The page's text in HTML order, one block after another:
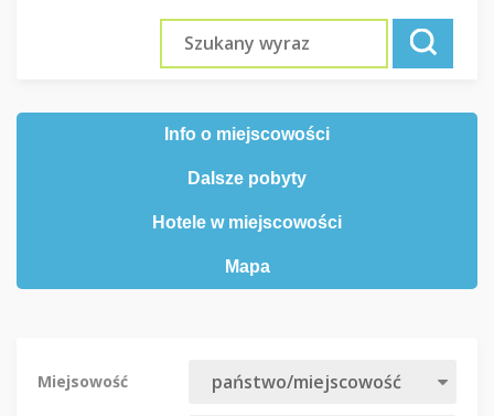
Info o miejscowości
Dalsze pobyty
Hotele w miejscowości
Mapa
Miejsowość